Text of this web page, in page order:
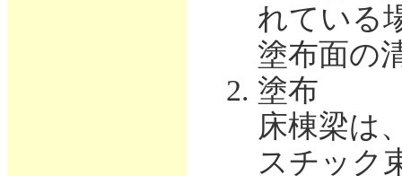
れている
塗布面の
塗布
床棟梁は
スチック